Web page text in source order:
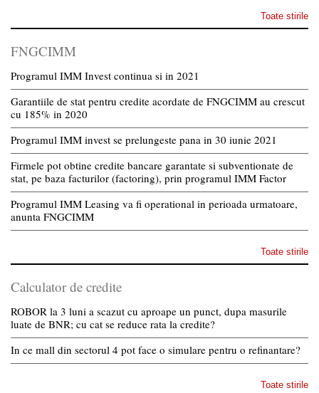
Toate stirile
FNGCIMM
Programul IMM Invest continua si in 2021
Garantiile de stat pentru credite acordate de FNGCIMM au crescut
cu 185% in 2020
Programul IMM invest se prelungeste pana in 30 iunie 2021
Firmele pot obtine credite bancare garantate si subventionate de
stat, pe baza facturilor (factoring), prin programul IMM Factor
Programul IMM Leasing va fi operational in perioada urmatoare,
anunta FNGCIMM
Toate stirile
Calculator de credite
ROBOR la 3 luni a scazut cu aproape un punct, dupa masurile
luate de BNR; cu cat se reduce rata la credite?
In ce mall din sectorul 4 pot face o simulare pentru o refinantare?
Toate stirile